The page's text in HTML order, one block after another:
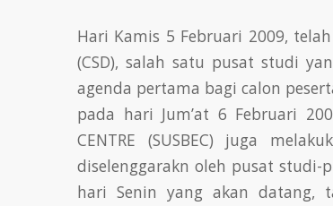
Hari Kamis 5 Februari 2009,
(CSD), salah satu pusat studi
agenda pertama bagi calon
pada hari Jum’at 6 Februari
CENTRE (SUSBEC) juga
diselenggarakn oleh pusat
hari Senin yang akan datang,